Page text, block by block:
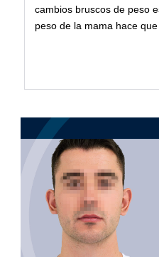
cambios bruscos de peso
peso de la mama hace